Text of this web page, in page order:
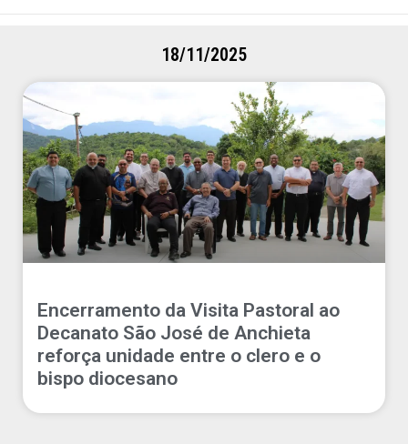
18/11/2025
Encerramento da Visita Pastoral ao
Decanato São José de Anchieta
reforça unidade entre o clero e o
bispo diocesano